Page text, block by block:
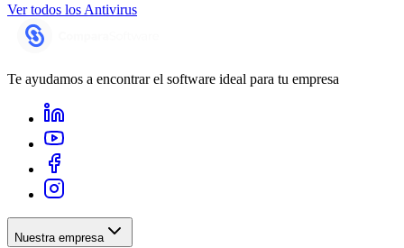
Ver todos los Antivirus
Te ayudamos a encontrar el software ideal para tu empresa
Nuestra empresa